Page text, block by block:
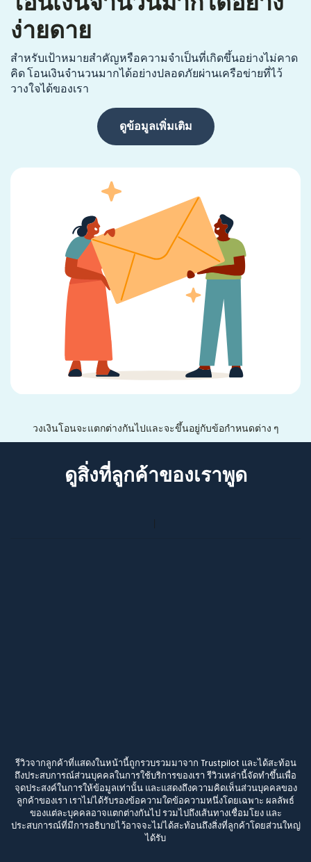
ง่ายดาย
สำหรับเป้าหมายสำคัญหรือความจำเป็นที่เกิดขึ้นอย่างไม่คาด
คิด โอนเงินจำนวนมากได้อย่างปลอดภัยผ่านเครือข่ายที่ไว้
วางใจได้ของเรา
ดูข้อมูลเพิ่มเติม
วงเงินโอนจะแตกต่างกันไปและจะขึ้นอยู่กับข้อกำหนดต่าง ๆ
ดูสิ่งที่ลูกค้าของเราพูด
รีวิวจากลูกค้าที่แสดงในหน้านี้ถูกรวบรวมมาจาก Trustpilot และได้สะท้อน
ถึงประสบการณ์ส่วนบุคคลในการใช้บริการของเรา รีวิวเหล่านี้จัดทำขึ้นเพื่อ
จุดประสงค์ในการให้ข้อมูลเท่านั้น และแสดงถึงความคิดเห็นส่วนบุคคลของ
ลูกค้าของเรา เราไม่ได้รับรองข้อความใดข้อความหนึ่งโดยเฉพาะ ผลลัพธ์
ของแต่ละบุคคลอาจแตกต่างกันไป รวมไปถึงเส้นทางเชื่อมโยง และ
ประสบการณ์ที่มีการอธิบายไว้อาจจะไม่ได้สะท้อนถึงสิ่งที่ลูกค้าโดยส่วนใหญ่
ได้รับ